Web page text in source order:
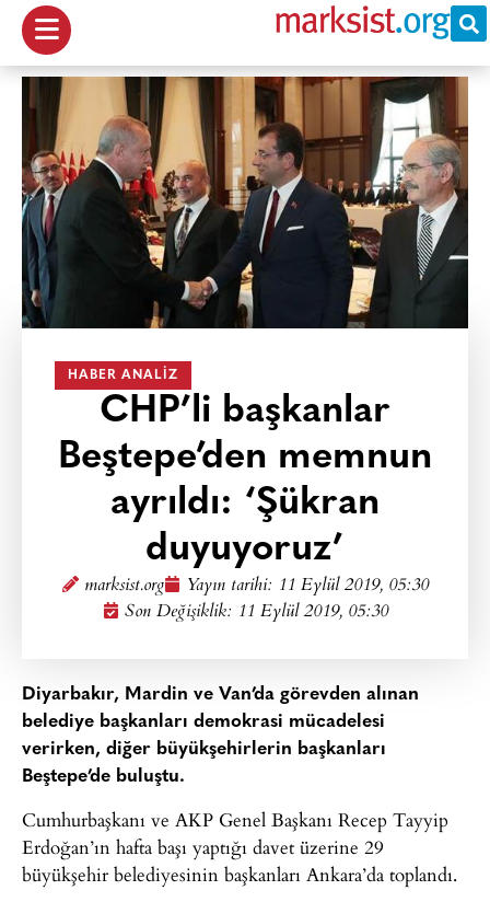
HABER ANALIZ
CHP’li başkanlar
Beştepe’den memnun
ayrıldı: ‘Şükran
duyuyoruz’
marksist.org Yayın tarihi: 11 Eylül 2019, 05:30
Son Değişiklik: 11 Eylül 2019, 05:30
Diyarbakır, Mardin ve Van’da görevden alınan
belediye başkanları demokrasi mücadelesi
verirken, diğer büyükşehirlerin başkanları
Beştepe’de buluştu.
Cumhurbaşkanı ve AKP Genel Başkanı Recep Tayyip
Erdoğan’ın hafta başı yaptığı davet üzerine 29
büyükşehir belediyesinin başkanları Ankara’da toplandı.